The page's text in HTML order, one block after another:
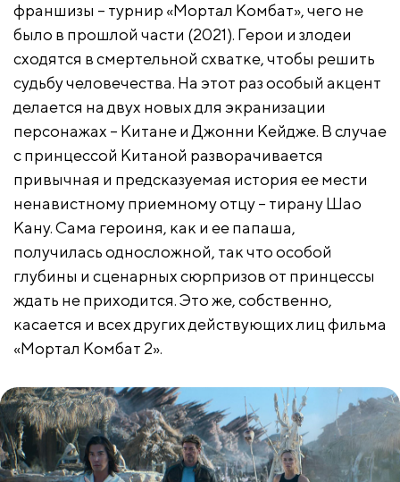
франшизы – турнир «Мортал Комбат», чего не
было в прошлой части (2021). Герои и злодеи
сходятся в смертельной схватке, чтобы решить
судьбу человечества. На этот раз особый акцент
делается на двух новых для экранизации
персонажах – Китане и Джонни Кейдже. В случае
с принцессой Китаной разворачивается
привычная и предсказуемая история ее мести
ненавистному приемному отцу – тирану Шао
Кану. Сама героиня, как и ее папаша,
получилась односложной, так что особой
глубины и сценарных сюрпризов от принцессы
ждать не приходится. Это же, собственно,
касается и всех других действующих лиц фильма
«Мортал Комбат 2».